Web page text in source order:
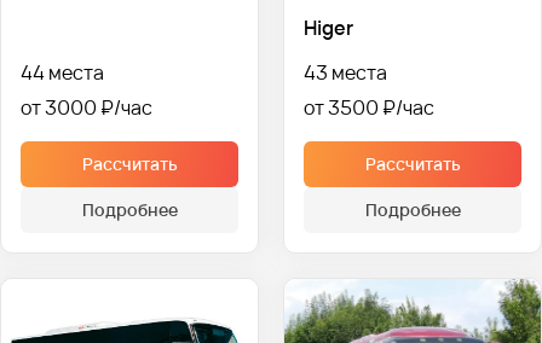
44 места
от 3000 ₽
Рассчитать
Подробнее
Higer
43 места
от 3500 ₽
Рассчитать
Подробнее